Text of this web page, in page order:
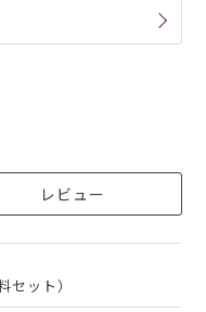
レビュー
ット）